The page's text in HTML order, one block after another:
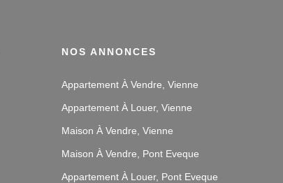
NOS ANNONCES
Appartement À Vendre, Vienne
Appartement À Louer, Vienne
Maison À Vendre, Vienne
Maison À Vendre, Pont Eveque
Appartement À Louer, Pont Eveque